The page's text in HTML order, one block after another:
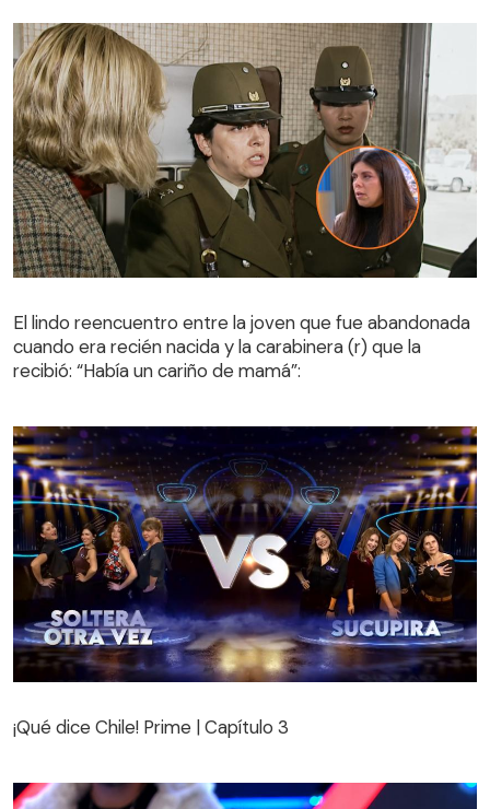
cuando era recién nacida y la carabinera (r) que la
recibió: “Había un cariño de mamá”:
El lindo reencuentro entre la joven que fue abandonada
cuando era recién nacida y la carabinera (r) que la
recibió: “Había un cariño de mamá”:
¡Qué dice Chile! Prime | Capítulo 3